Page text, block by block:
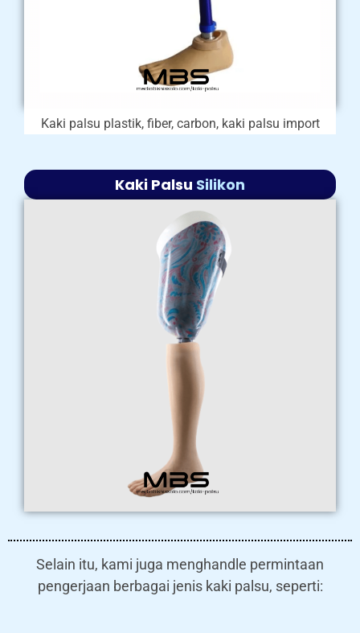
Kaki palsu plastik, fiber, carbon, kaki palsu import
Kaki Palsu Silikon
Selain itu, kami juga menghandle permintaan
pengerjaan berbagai jenis kaki palsu, seperti: